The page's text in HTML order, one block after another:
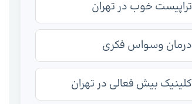
تراپیست خوب در تهران
درمان وسواس فکری
کلینیک بیش فعالی در تهران